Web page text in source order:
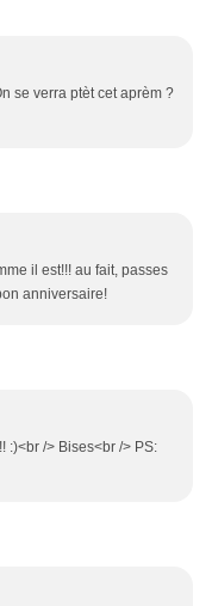
se verra ptèt cet aprèm ?
il est!!! au fait, passes
anniversaire!
:)<br /> Bises<br /> PS: